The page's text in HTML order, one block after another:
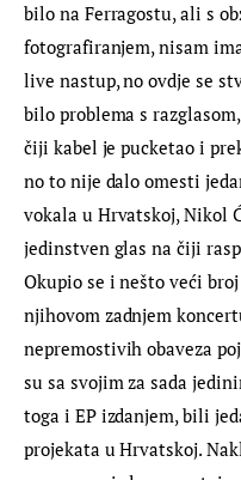
bilo na Ferragostu, ali s
fotografiranjem, nisam
live nastup, no ovdje se
bilo problema s
čiji kabel je pucketao i
no to nije dalo omesti
vokala u Hrvatskoj, Nikol
jedinstven glas na čiji
Okupio se i nešto veći
njihovom zadnjem
nepremostivih obaveza
su sa svojim za sada
toga i EP izdanjem, bili
projekata u Hrvatskoj.